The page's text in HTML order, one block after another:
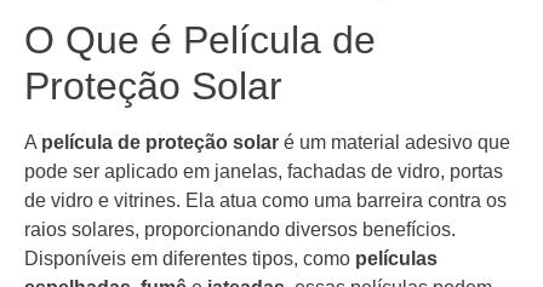
O Que é Película de
Proteção Solar
A película de proteção solar é um material adesivo que
pode ser aplicado em janelas, fachadas de vidro, portas
de vidro e vitrines. Ela atua como uma barreira contra os
raios solares, proporcionando diversos benefícios.
Disponíveis em diferentes tipos, como películas